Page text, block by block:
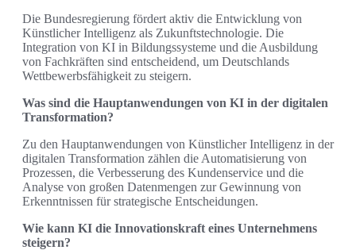
Die Bundesregierung fördert aktiv die Entwicklung von
Künstlicher Intelligenz als Zukunftstechnologie. Die
Integration von KI in Bildungssysteme und die Ausbildung
von Fachkräften sind entscheidend, um Deutschlands
Wettbewerbsfähigkeit zu steigern.
Was sind die Hauptanwendungen von KI in der digitalen
Transformation?
Zu den Hauptanwendungen von Künstlicher Intelligenz in der
digitalen Transformation zählen die Automatisierung von
Prozessen, die Verbesserung des Kundenservice und die
Analyse von großen Datenmengen zur Gewinnung von
Erkenntnissen für strategische Entscheidungen.
Wie kann KI die Innovationskraft eines Unternehmens
steigern?